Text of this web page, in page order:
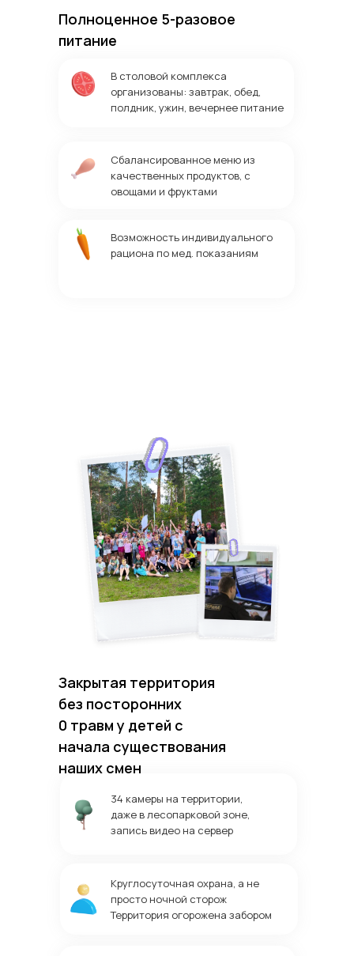
Полноценное 5-разовое
питание
В столовой комплекса
организованы: завтрак, обед,
полдник, ужин, вечернее питание
Сбалансированное меню из
качественных продуктов, с
овощами и фруктами
Возможность индивидуального
рациона по мед. показаниям
Закрытая территория
без посторонних
0 травм у детей с
начала существования
наших смен
34 камеры на территории,
даже в лесопарковой зоне,
запись видео на сервер
Круглосуточная охрана, а не
просто ночной сторож
Территория огорожена забором